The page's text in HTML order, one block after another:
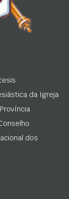
da Igreja
dos